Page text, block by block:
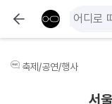
축제/공연/행사
서